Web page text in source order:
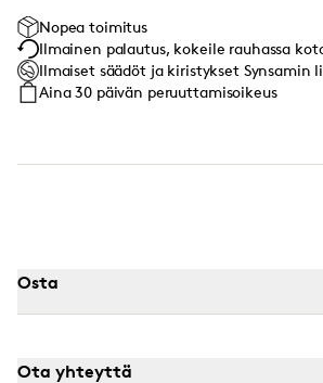
Nopea toimitus
Ilmainen palautus, kokeile rauhassa
Ilmaiset säädöt ja kiristykset Synsamin
Aina 30 päivän peruuttamisoikeus
Osta
Ota yhteyttä